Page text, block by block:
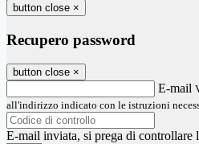
button close ×
Recupero password
button close ×
E-mail
all'indirizzo indicato con le istruzioni
E-mail inviata, si prega di controllare